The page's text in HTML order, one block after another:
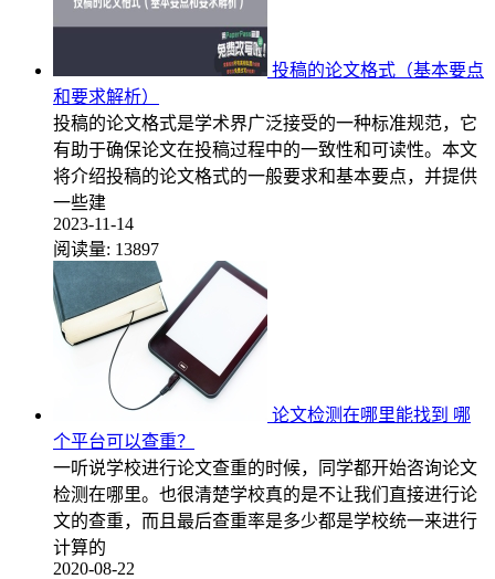
投稿的论文格式（基本要点
和要求解析）
投稿的论文格式是学术界广泛接受的一种标准规范，它
有助于确保论文在投稿过程中的一致性和可读性。本文
将介绍投稿的论文格式的一般要求和基本要点，并提供
一些建
2023-11-14
阅读量: 13897
论文检测在哪里能找到 哪
个平台可以查重？
一听说学校进行论文查重的时候，同学都开始咨询论文
检测在哪里。也很清楚学校真的是不让我们直接进行论
文的查重，而且最后查重率是多少都是学校统一来进行
计算的
2020-08-22